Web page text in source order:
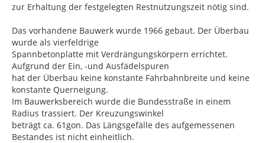
zur Erhaltung der festgelegten Restnutzungszeit nötig sind.
Das vorhandene Bauwerk wurde 1966 gebaut. Der Überbau
wurde als vierfeldrige
Spannbetonplatte mit Verdrängungskörpern errichtet.
Aufgrund der Ein, -und Ausfädelspuren
hat der Überbau keine konstante Fahrbahnbreite und keine
konstante Querneigung.
Im Bauwerksbereich wurde die Bundesstraße in einem
Radius trassiert. Der Kreuzungswinkel
beträgt ca. 61gon. Das Längsgefälle des aufgemessenen
Bestandes ist nicht einheitlich.